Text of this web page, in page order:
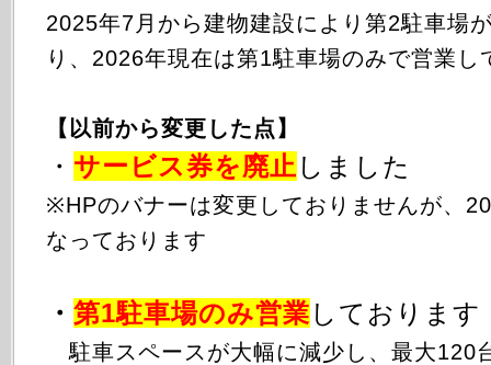
2025年7月から建物建設により第2駐車場
り、2026年現在は第1駐車場のみで営業し
【以前から変更した点】
・ サービス券を廃止 しました
※HPのバナーは変更しておりませんが、
なっております
・ 第1駐車場のみ営業 しております
駐車スペースが大幅に減少し、最大120